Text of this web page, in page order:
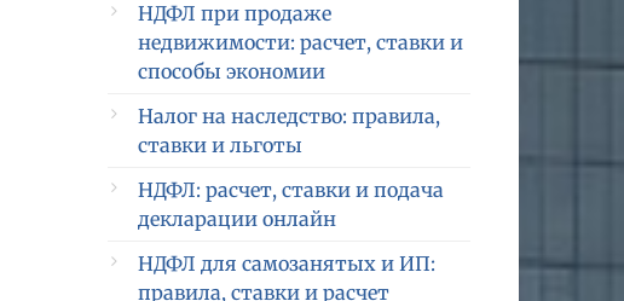
НДФЛ при продаже
недвижимости: расчет, ставки и
способы экономии
Налог на наследство: правила,
ставки и льготы
НДФЛ: расчет, ставки и подача
декларации онлайн
НДФЛ для самозанятых и ИП:
правила, ставки и расчет